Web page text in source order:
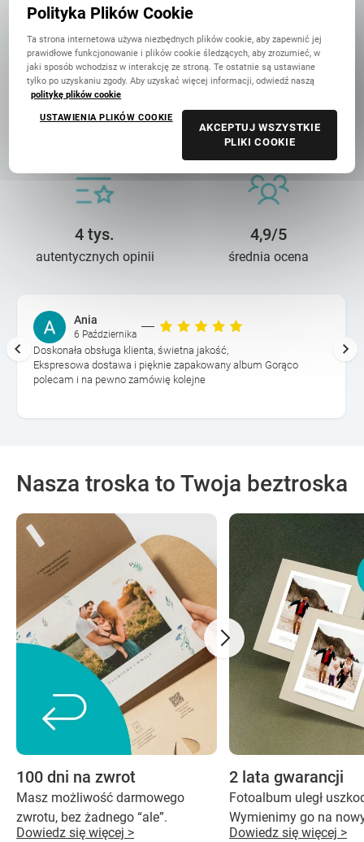
14 lat troski 90 mln+
wydrukowanych zdjęć
4 tys.
autentycznych opinii
4,9/5
średnia ocena
Ania
6 Października
Doskonała obsługa klienta, świetna jakość,
Ekspresowa dostawa i pięknie zapakowany album Gorąco
polecam i na pewno zamówię kolejne
Nasza troska to Twoja beztroska
100 dni na zwrot
Masz możliwość darmowego
zwrotu, bez żadnego “ale”.
Dowiedz się więcej >
2 lata gwarancji
Fotoalbum uległ
Wymienimy go na
Dowiedz się więcej >
Polityka Plików Cookie
Ta strona internetowa używa niezbędnych plików cookie, aby zapewnić jej
prawidłowe funkcjonowanie i plików cookie śledzących, aby zrozumieć, w
jaki sposób wchodzisz w interakcję ze stroną. Te ostatnie są ustawiane
tylko po uzyskaniu zgody. Aby uzyskać więcej informacji, odwiedź naszą
politykę plików cookie
USTAWIENIA PLIKÓW COOKIE
AKCEPTUJ WSZYSTKIE
PLIKI COOKIE